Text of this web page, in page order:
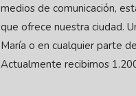
medios de comunicación,
que ofrece nuestra ciudad.
María o en cualquier parte
Actualmente recibimos